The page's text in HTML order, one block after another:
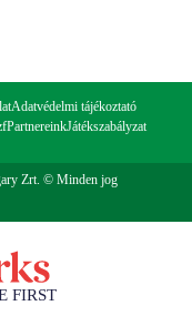
Adatvédelmi tájékoztató
PartnereinkJátékszabályzat
Zrt. © Minden jog